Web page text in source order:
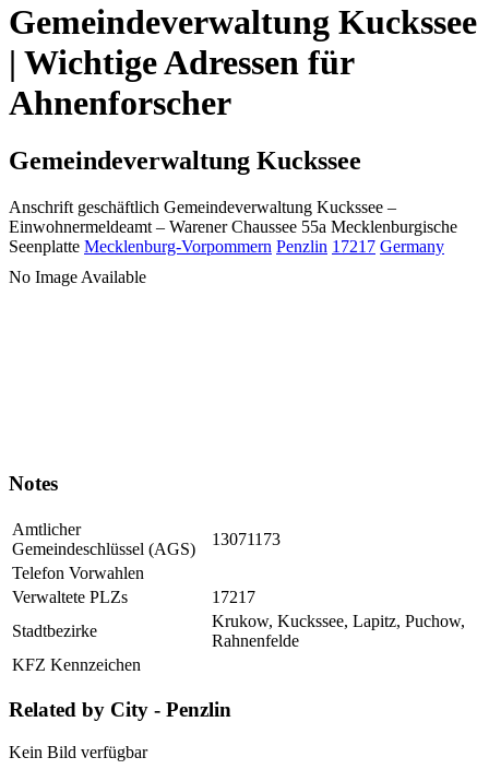
Gemeindeverwaltung Kuckssee
| Wichtige Adressen für
Ahnenforscher
Gemeindeverwaltung Kuckssee
Anschrift geschäftlich Gemeindeverwaltung Kuckssee –
Einwohnermeldeamt – Warener Chaussee 55a Mecklenburgische
Seenplatte Mecklenburg-Vorpommern Penzlin 17217 Germany
No Image Available
Notes
Amtlicher
Gemeindeschlüssel (AGS)
13071173
Telefon Vorwahlen
Verwaltete PLZs
17217
Stadtbezirke
Krukow, Kuckssee, Lapitz, Puchow,
Rahnenfelde
KFZ Kennzeichen
Related by City - Penzlin
Kein Bild verfügbar